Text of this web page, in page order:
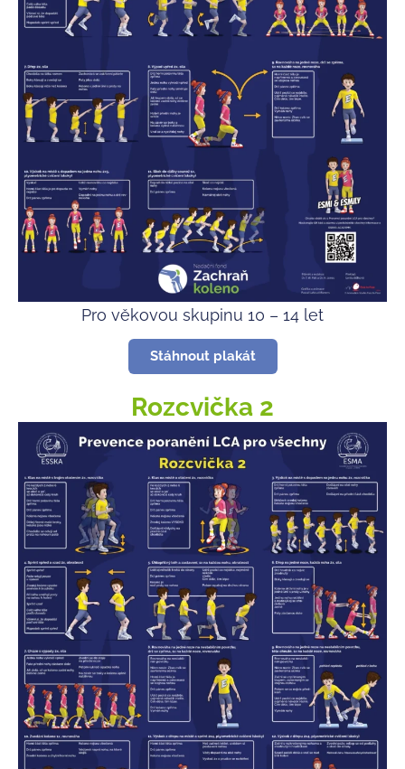
Pro věkovou skupinu 10 – 14 let
Stáhnout plakát
Rozcvička 2